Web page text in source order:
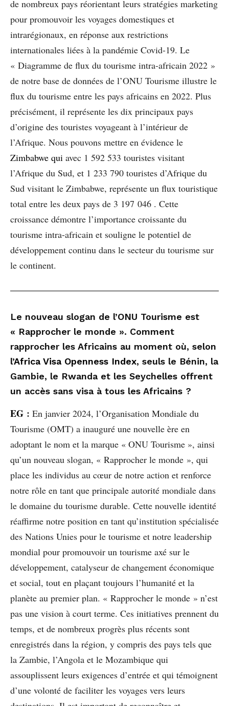
de nombreux pays réorientant leurs stratégies marketing
pour promouvoir les voyages domestiques et
intrarégionaux, en réponse aux restrictions
internationales liées à la pandémie Covid-19. Le
« Diagramme de flux du tourisme intra-africain 2022 »
de notre base de données de l’ONU Tourisme illustre le
flux du tourisme entre les pays africains en 2022. Plus
précisément, il représente les dix principaux pays
d’origine des touristes voyageant à l’intérieur de
l’Afrique. Nous pouvons mettre en évidence le
Zimbabwe qui avec 1 592 533 touristes visitant
l’Afrique du Sud, et 1 233 790 touristes d’Afrique du
Sud visitant le Zimbabwe, représente un flux touristique
total entre les deux pays de 3 197 046 . Cette
croissance démontre l’importance croissante du
tourisme intra-africain et souligne le potentiel de
développement continu dans le secteur du tourisme sur
le continent.
Le nouveau slogan de l’ONU Tourisme est
« Rapprocher le monde ». Comment
rapprocher les Africains au moment où, selon
l’Africa Visa Openness Index, seuls le Bénin, la
Gambie, le Rwanda et les Seychelles offrent
un accès sans visa à tous les Africains ?
EG : En janvier 2024, l’Organisation Mondiale du
Tourisme (OMT) a inauguré une nouvelle ère en
adoptant le nom et la marque « ONU Tourisme », ainsi
qu’un nouveau slogan, « Rapprocher le monde », qui
place les individus au cœur de notre action et renforce
notre rôle en tant que principale autorité mondiale dans
le domaine du tourisme durable. Cette nouvelle identité
réaffirme notre position en tant qu’institution spécialisée
des Nations Unies pour le tourisme et notre leadership
mondial pour promouvoir un tourisme axé sur le
développement, catalyseur de changement économique
et social, tout en plaçant toujours l’humanité et la
planète au premier plan. « Rapprocher le monde » n’est
pas une vision à court terme. Ces initiatives prennent du
temps, et de nombreux progrès plus récents sont
enregistrés dans la région, y compris des pays tels que
la Zambie, l’Angola et le Mozambique qui
assouplissent leurs exigences d’entrée et qui témoignent
d’une volonté de faciliter les voyages vers leurs